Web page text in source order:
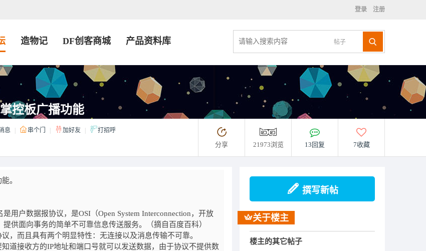
登录 注册
帖子
造物记 DF创客商城 产品资料库
控板广播功能
息 串个门 加好友 打招呼
分享 21973浏览 13回复 7收藏
。
用户数据报协议，是OSI（Open System Interconnection，开放
供面向事务的简单不可靠信息传送服务。（摘自百度百科）
，而且具有两个明显特性：无连接以及消息传输不可靠。
道接收方的IP地址和端口号就可以发送数据，由于协议不提供数
撰写新帖
关于楼主
楼主的其它帖子